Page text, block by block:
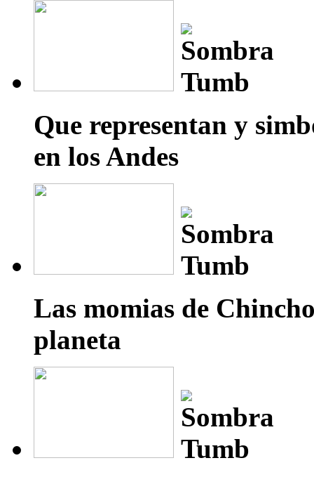
Que representan y
en los Andes
Las momias de
planeta